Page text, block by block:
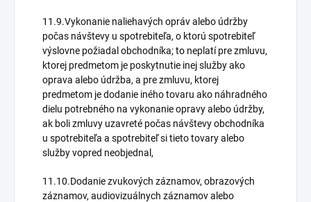
11.9.Vykonanie naliehavých opráv alebo údržby
počas návštevy u spotrebiteľa, o ktorú spotrebiteľ
výslovne požiadal obchodníka; to neplatí pre zmluvu,
ktorej predmetom je poskytnutie inej služby ako
oprava alebo údržba, a pre zmluvu, ktorej
predmetom je dodanie iného tovaru ako náhradného
dielu potrebného na vykonanie opravy alebo údržby,
ak boli zmluvy uzavreté počas návštevy obchodníka
u spotrebiteľa a spotrebiteľ si tieto tovary alebo
služby vopred neobjednal,
11.10.Dodanie zvukových záznamov, obrazových
záznamov, audiovizuálnych záznamov alebo